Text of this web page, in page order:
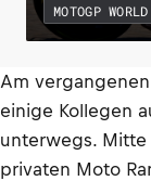
MOTOGP
Am
einige Kollegen
unterwegs.
privaten Moto